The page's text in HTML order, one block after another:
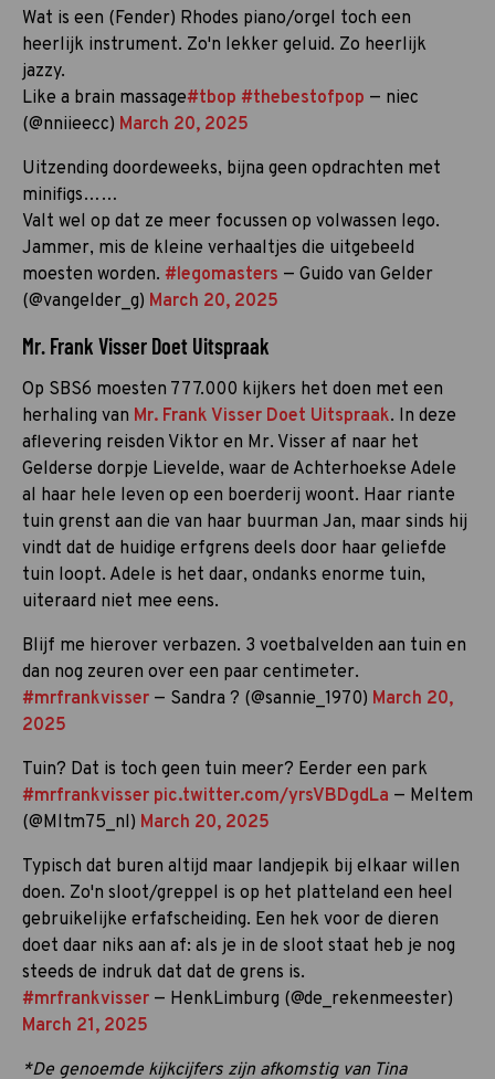
Wat is een (Fender) Rhodes piano/orgel toch een
heerlijk instrument. Zo'n lekker geluid. Zo heerlijk
jazzy.
Like a brain massage#tbop #thebestofpop — niec
(@nniieecc) March 20, 2025
Uitzending doordeweeks, bijna geen opdrachten met
minifigs……
Valt wel op dat ze meer focussen op volwassen lego.
Jammer, mis de kleine verhaaltjes die uitgebeeld
moesten worden. #legomasters — Guido van Gelder
(@vangelder_g) March 20, 2025
Mr. Frank Visser Doet Uitspraak
Op SBS6 moesten 777.000 kijkers het doen met een
herhaling van Mr. Frank Visser Doet Uitspraak. In deze
aflevering reisden Viktor en Mr. Visser af naar het
Gelderse dorpje Lievelde, waar de Achterhoekse Adele
al haar hele leven op een boerderij woont. Haar riante
tuin grenst aan die van haar buurman Jan, maar sinds hij
vindt dat de huidige erfgrens deels door haar geliefde
tuin loopt. Adele is het daar, ondanks enorme tuin,
uiteraard niet mee eens.
Blijf me hierover verbazen. 3 voetbalvelden aan tuin en
dan nog zeuren over een paar centimeter.
#mrfrankvisser — Sandra ? (@sannie_1970) March 20,
2025
Tuin? Dat is toch geen tuin meer? Eerder een park
#mrfrankvisser pic.twitter.com/yrsVBDgdLa — Meltem
(@Mltm75_nl) March 20, 2025
Typisch dat buren altijd maar landjepik bij elkaar willen
doen. Zo'n sloot/greppel is op het platteland een heel
gebruikelijke erfafscheiding. Een hek voor de dieren
doet daar niks aan af: als je in de sloot staat heb je nog
steeds de indruk dat dat de grens is.
#mrfrankvisser — HenkLimburg (@de_rekenmeester)
March 21, 2025
*De genoemde kijkcijfers zijn afkomstig van Tina